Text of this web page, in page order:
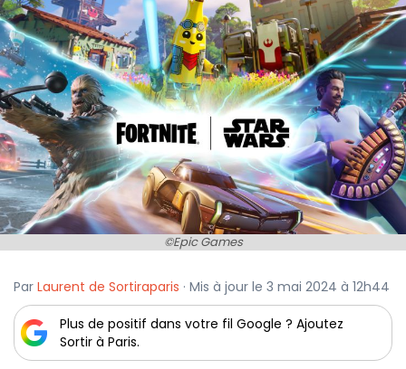
©Epic Games
Par Laurent de Sortiraparis · Mis à jour le 3 mai 2024 à 12h44
Plus de positif dans votre fil Google ? Ajoutez
Sortir à Paris.